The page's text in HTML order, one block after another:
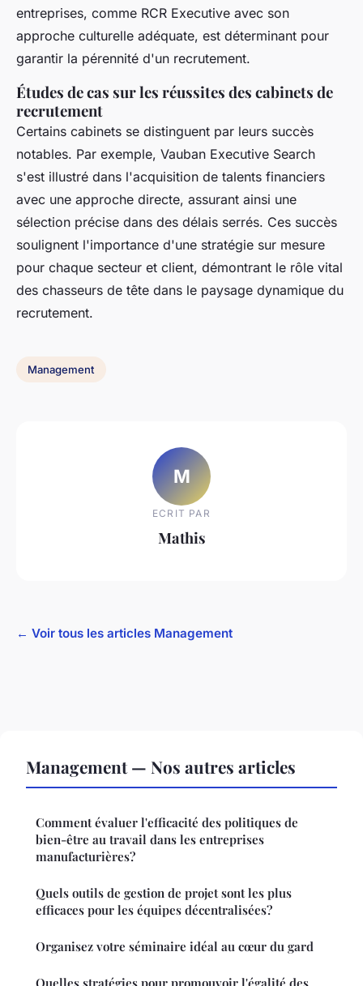
entreprises, comme RCR Executive avec son
approche culturelle adéquate, est déterminant pour
garantir la pérennité d'un recrutement.
Études de cas sur les réussites des cabinets de
recrutement
Certains cabinets se distinguent par leurs succès
notables. Par exemple, Vauban Executive Search
s'est illustré dans l'acquisition de talents financiers
avec une approche directe, assurant ainsi une
sélection précise dans des délais serrés. Ces succès
soulignent l'importance d'une stratégie sur mesure
pour chaque secteur et client, démontrant le rôle vital
des chasseurs de tête dans le paysage dynamique du
recrutement.
Management
M
ECRIT PAR
Mathis
← Voir tous les articles Management
Management — Nos autres articles
Comment évaluer l'efficacité des politiques de
bien-être au travail dans les entreprises
manufacturières?
Quels outils de gestion de projet sont les plus
efficaces pour les équipes décentralisées?
Organisez votre séminaire idéal au cœur du gard